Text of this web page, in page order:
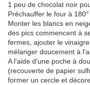
1 peu de chocolat noir
Préchauffer le four à 180°
Monter les blancs en
des pics commencent à
fermes, ajouter le
mélanger doucement à
A l'aide d'une poche à
(recouverte de papier
former un cercle et